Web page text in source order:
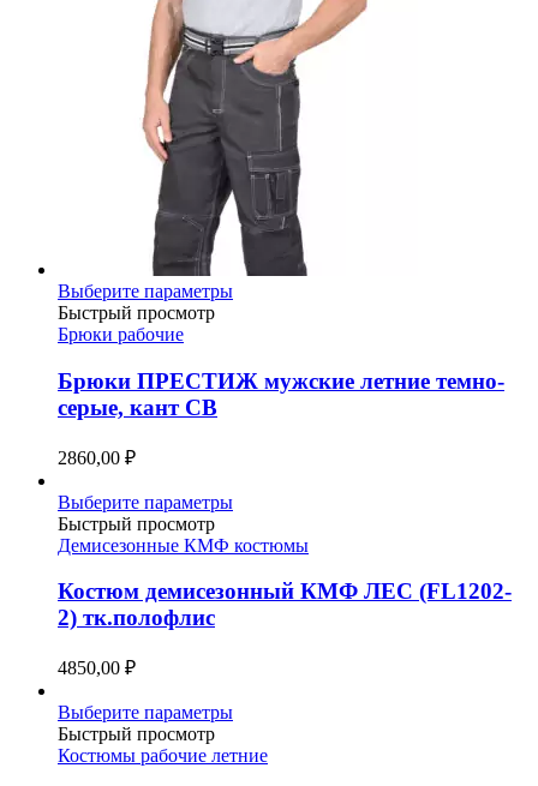
Выберите параметрыЭтот
вариаций.
Опции
товара.
Быстрый просмотр
Брюки рабочие
Брюки ПРЕСТИЖ мужские летние темно-
серые, кант СВ
2860,00 ₽
Выберите параметрыЭтот
имеет
вариаций.
товара.
Быстрый просмотр
Демисезонные КМФ костюмы
Костюм демисезонный КМФ ЛЕС (FL1202-
2) тк.полофлис
4850,00 ₽
Выберите параметрыЭтот
имеет
Быстрый просмотр
Костюмы рабочие летние